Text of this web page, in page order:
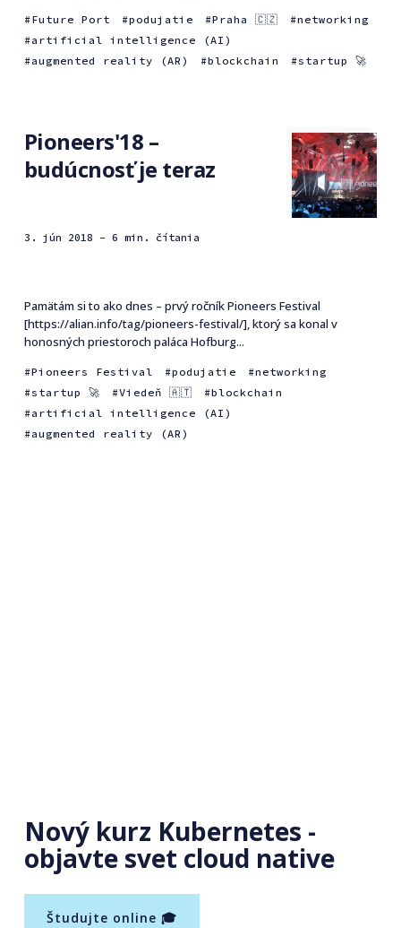
Future Port podujatie Praha 🇨🇿
networking
artificial intelligence (AI)
augmented reality (AR)
blockchain startup 🚀
Pioneers'18 –
budúcnosť je teraz
3. jún 2018 - 6 min. čítania
Pamätám si to ako dnes – prvý ročník Pioneers Festival
[https://alian.info/tag/pioneers-festival/], ktorý sa konal v
honosných priestoroch paláca Hofburg...
Pioneers Festival podujatie
networking
startup 🚀
Viedeň 🇦🇹
blockchain
artificial intelligence (AI)
augmented reality (AR)
Nový kurz Kubernetes -
objavte svet cloud native
Študujte online 🎓